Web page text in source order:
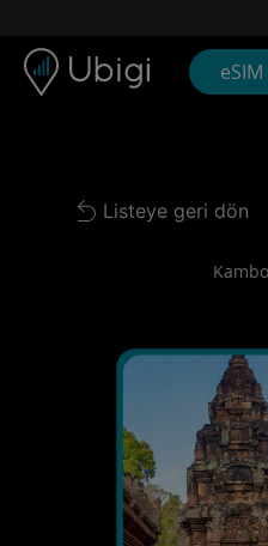
Back to list
Listeye geri dön